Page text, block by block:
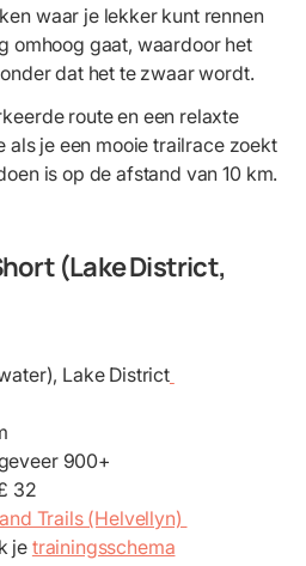
waar je lekker kunt rennen
omhoog gaat, waardoor het
dat het te zwaar wordt.
route en een relaxte
als je een mooie trailrace zoekt
is op de afstand van 10 km.
(Lake District,
Lake District
900+
32
Trails (Helvellyn)
je trainingsschema